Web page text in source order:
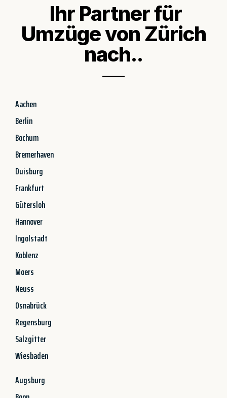
Ihr Partner für
Umzüge von Zürich
nach..
Aachen
Berlin
Bochum
Bremerhaven
Duisburg
Frankfurt
Gütersloh
Hannover
Ingolstadt
Koblenz
Moers
Neuss
Osnabrück
Regensburg
Salzgitter
Wiesbaden
Augsburg